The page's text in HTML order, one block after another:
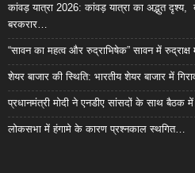
कांवड़ यात्रा 2026: कांवड़ यात्रा का अद्भुत दृश्य,
बरकरार…
“सावन का महत्व और रुद्राभिषेक” सावन में
शेयर बाजार की स्थिति: भारतीय शेयर बाजार में
प्रधानमंत्री मोदी ने एनडीए सांसदों के साथ बैठक में
लोकसभा में हंगामे के कारण प्रश्नकाल स्थगित…